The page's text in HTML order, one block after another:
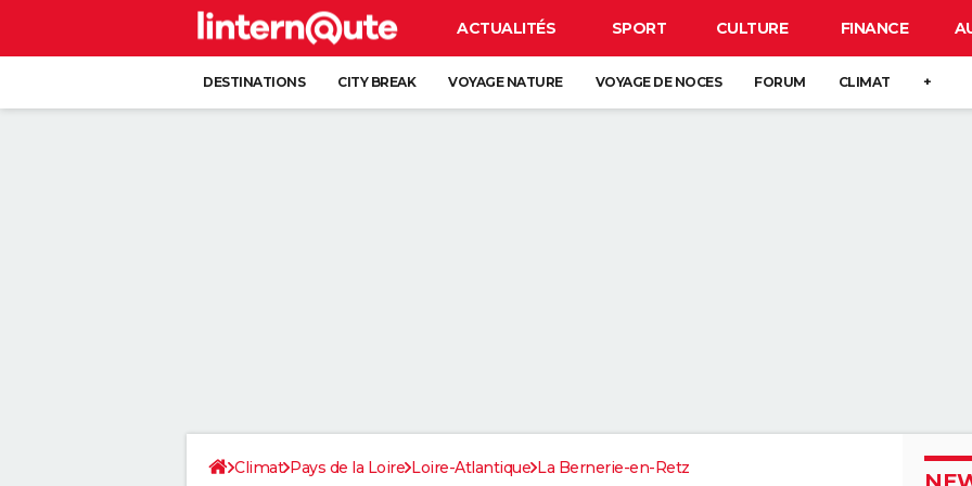
ACTUALITÉS SPORT CULTURE FINANCE
DESTINATIONS CITY BREAK VOYAGE NATURE VOYAGE DE NOCES FORUM CLIMAT +
Climat Pays de la Loire Loire-Atlantique La Bernerie-en-Retz